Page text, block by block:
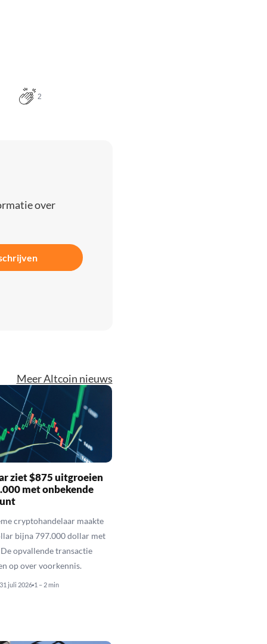
2
over
Meer Altcoin nieuws
ziet $875 uitgroeien
met onbekende
cryptohandelaar maakte
bijna 797.000 dollar met
opvallende transactie
op over voorkennis.
31 juli 2026 1 – 2 min